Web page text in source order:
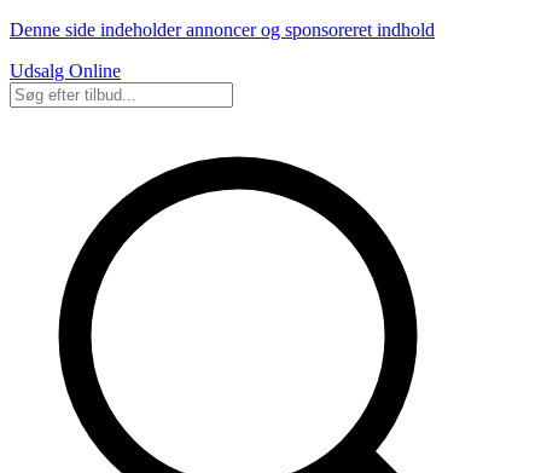
Denne side indeholder annoncer og sponsoreret indhold
Udsalg Online